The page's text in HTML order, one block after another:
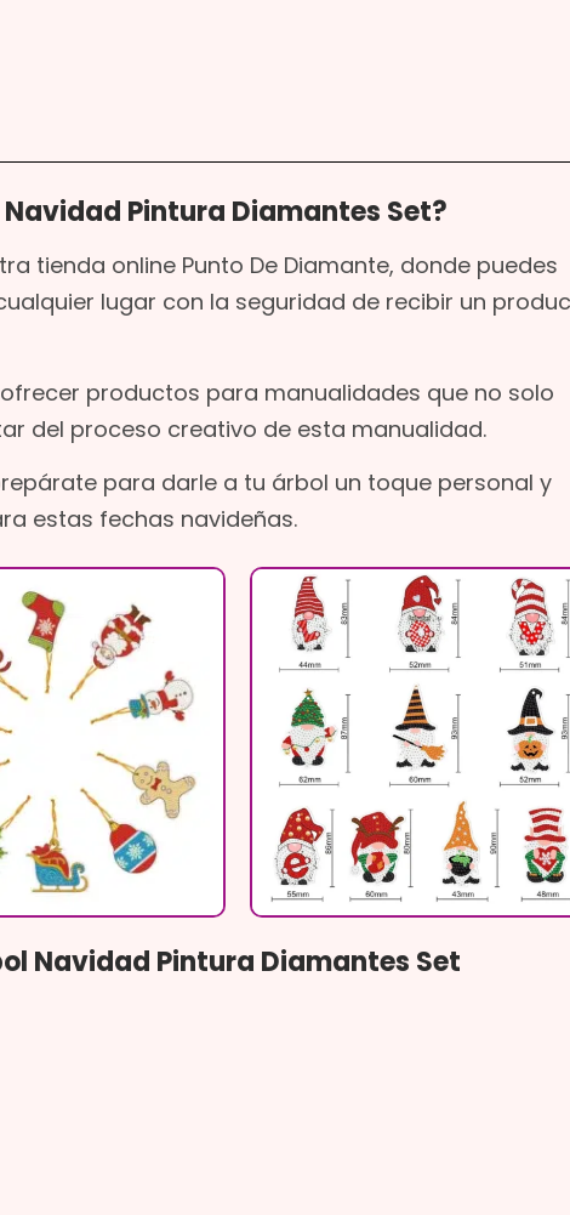
Pintura Diamantes Set?
tienda online Punto De Diamante, donde puedes
lugar con la seguridad de recibir un
productos para manualidades que no solo
del proceso creativo de esta manualidad.
para darle a tu árbol un toque personal y
estas fechas navideñas.
Navidad Pintura Diamantes Set